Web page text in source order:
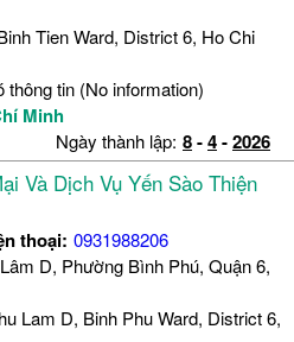
Tien Ward, District 6, Ho Chi
thông tin (No information)
Minh
Ngày thành lập: 8-4-2026
Và Dịch Vụ Yến Sào Thiện
thoại: 0931988206
D, Phường Bình Phú, Quận 6,
Lam D, Binh Phu Ward, District 6,